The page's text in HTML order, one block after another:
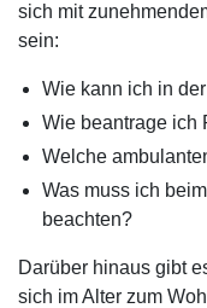
sich mit
sein:
Wie kann ich in
Wie beantrage ich
Welche
Was muss ich
beachten?
Darüber hinaus gibt
sich im Alter zum